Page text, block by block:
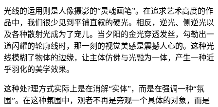
光线的运用则是人像摄影的“灵魂画笔”。在追求艺术高度的作
品中，我们很少见到平铺直叙的硬光。相反，逆光、侧逆光以
及各种散射光成为了宠儿。当夕阳的金光穿透发丝，勾勒出一
道闪耀的轮廓线时，那一刻的视觉美感是震撼人心的。这种光
线模糊了物体的边缘，让主体仿佛与光融为一体，产生一种近
乎羽化的美学效果。
这种处?理方式实际上是在消解“实体”，而是在强调一种“氛
围”。在这种氛围中，观者不再是旁观一个具体的对象，而是